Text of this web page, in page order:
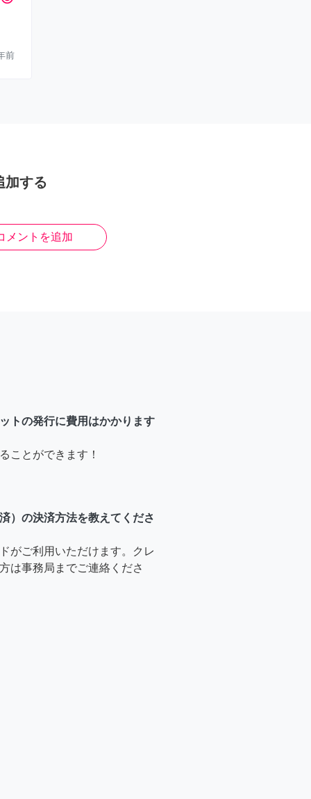
前
加する
メントを追加
トの発行に費用はかかります
ことができます！
）の決済方法を教えてくださ
がご利用いただけます。クレ
は事務局までご連絡くださ